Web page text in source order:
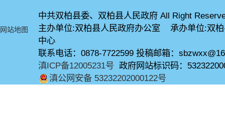
网站地图
中共双柏县委、双柏县人民政府 All Right
主办单位:双柏县人民政府办公室 承办单位:双
中心
联系电话：0878-7722599 投稿邮箱：
滇ICP备12005231号 政府网站标识码：
滇公网安备 53232202000122号